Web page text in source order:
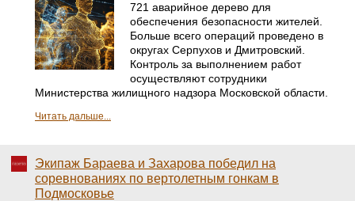
721 аварийное дерево для
обеспечения безопасности жителей.
Больше всего операций проведено в
округах Серпухов и Дмитровский.
Контроль за выполнением работ
осуществляют сотрудники
Министерства жилищного надзора Московской области.
Читать дальше...
Экипаж Бараева и Захарова победил на
соревнованиях по вертолетным гонкам в
Подмосковье